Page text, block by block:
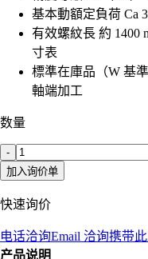
基本動額定負荷 Ca
有效螺紋長 約 1400
寸表
標準在庫品（W 基
軸端加工
数量
-
加入询价单
快速询价
电话洽询Email 洽询携带
产品说明